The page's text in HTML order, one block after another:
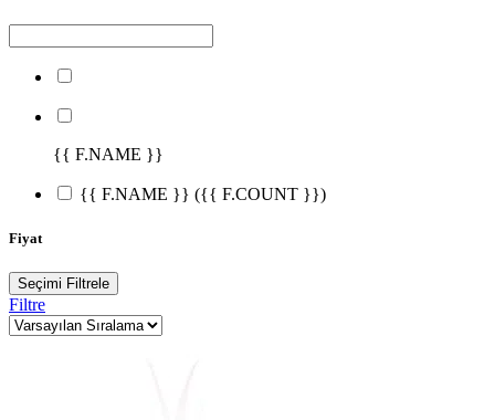
{{ F.NAME }}
{{ F.NAME }} ({{ F.COUNT }})
Fiyat
Seçimi Filtrele
Filtre